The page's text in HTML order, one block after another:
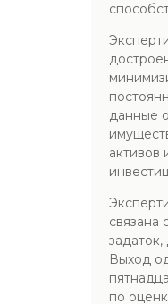
данные
активов
связана
Выход
по